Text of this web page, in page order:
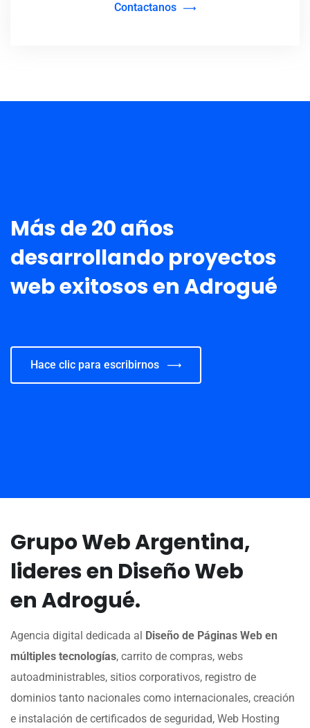
Contactanos
Más de 20 años
desarrollando proyectos
web exitosos en Adrogué
Hace clic para escribirnos
Grupo Web Argentina,
lideres en Diseño Web
en Adrogué.
Agencia digital dedicada al
Diseño de Páginas Web en
múltiples tecnologías, carrito de compras, webs
autoadministrables, sitios corporativos, registro de
dominios tanto nacionales como internacionales, creación
e instalación de certificados de seguridad, Web Hosting